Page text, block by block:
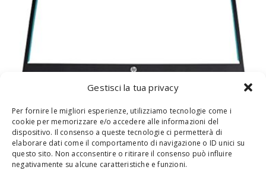
Gestisci la tua privacy
Per fornire le migliori esperienze, utilizziamo tecnologie come i
cookie per memorizzare e/o accedere alle informazioni del
dispositivo. Il consenso a queste tecnologie ci permetterà di
elaborare dati come il comportamento di navigazione o ID unici su
questo sito. Non acconsentire o ritirare il consenso può influire
negativamente su alcune caratteristiche e funzioni.
HP L63608-001 Accessori Originale per
Computer Portatile